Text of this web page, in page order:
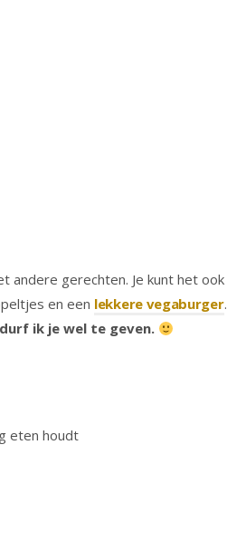
andere gerechten. Je kunt het ook
en een lekkere vegaburger.
ik je wel te geven.
eten houdt